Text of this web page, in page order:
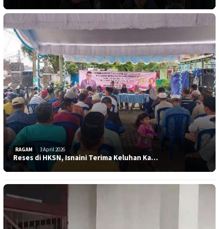
RAGAM 3 April 2026
Reses di HKSN, Isnaini Terima Keluhan Ka…